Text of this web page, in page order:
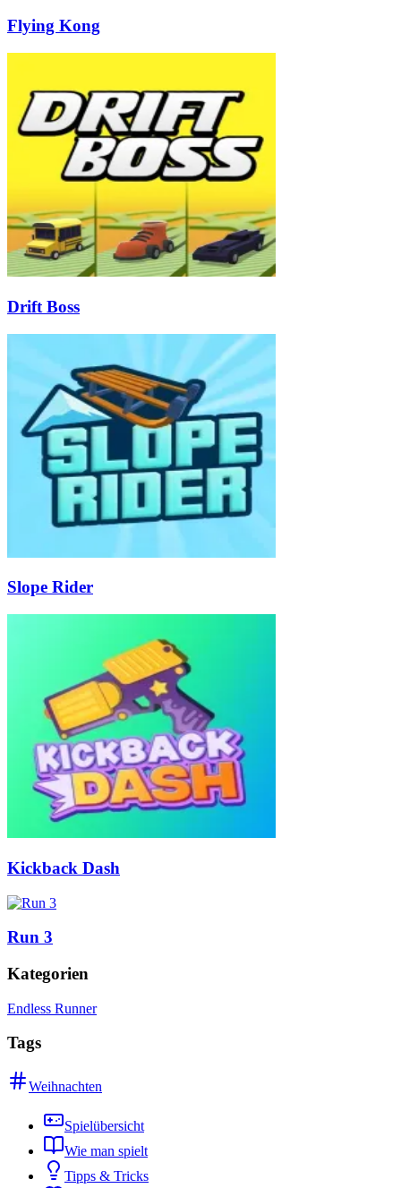
Flying Kong
Drift Boss
Slope Rider
Kickback Dash
Run 3
Kategorien
Endless Runner
Tags
Weihnachten
Spielübersicht
Wie man spielt
Tipps & Tricks